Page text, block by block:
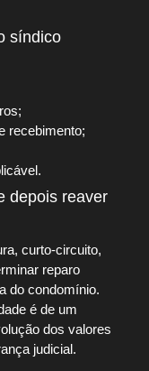
síndico
recebimento;
depois reaver
curto-circuito,
reparo
do condomínio.
é de um
dos valores
judicial.